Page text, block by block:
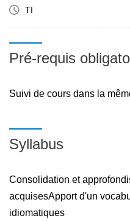
TI
Pré-requis
Suivi de cours dans la
Syllabus
Consolidation et
acquisesApport d'un
idiomatiques